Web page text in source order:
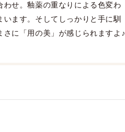
せ。釉薬の重なりによる色変わ
います。そしてしっかりと手に馴
に「用の美」が感じられますよ♪